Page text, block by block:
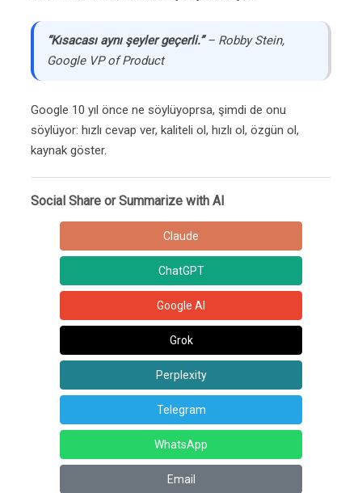
“Kısacası aynı şeyler geçerli.”– Robby Stein,
Google VP of Product
Google 10 yıl önce ne söylüyoprsa, şimdi de onu
söylüyor: hızlı cevap ver, kaliteli ol, hızlı ol, özgün ol,
kaynak göster.
Social Share or Summarize with AI
Claude
ChatGPT
Google AI
Grok
Perplexity
Telegram
WhatsApp
Email